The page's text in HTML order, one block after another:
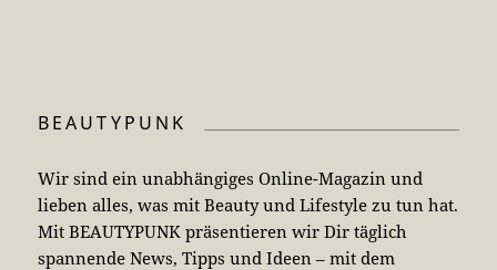
BEAUTYPUNK
Wir sind ein unabhängiges Online-Magazin und
lieben alles, was mit Beauty und Lifestyle zu tun hat.
Mit BEAUTYPUNK präsentieren wir Dir täglich
spannende News, Tipps und Ideen – mit dem